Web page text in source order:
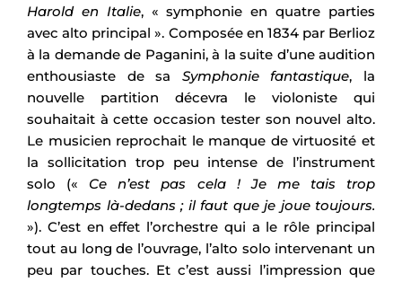
Harold en Italie, « symphonie en quatre parties
avec alto principal ». Composée en 1834 par Berlioz
à la demande de Paganini, à la suite d’une audition
enthousiaste de sa Symphonie fantastique, la
nouvelle partition décevra le violoniste qui
souhaitait à cette occasion tester son nouvel alto.
Le musicien reprochait le manque de virtuosité et
la sollicitation trop peu intense de l’instrument
solo (« Ce n’est pas cela ! Je me tais trop
longtemps là-dedans ; il faut que je joue toujours.
»). C’est en effet l’orchestre qui a le rôle principal
tout au long de l’ouvrage, l’alto solo intervenant un
peu par touches. Et c’est aussi l’impression que